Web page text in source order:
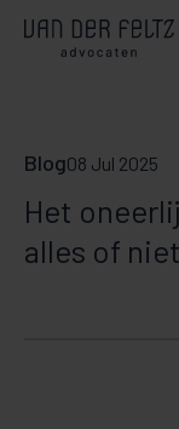
Blog08 Jul 2025
Het
alles of